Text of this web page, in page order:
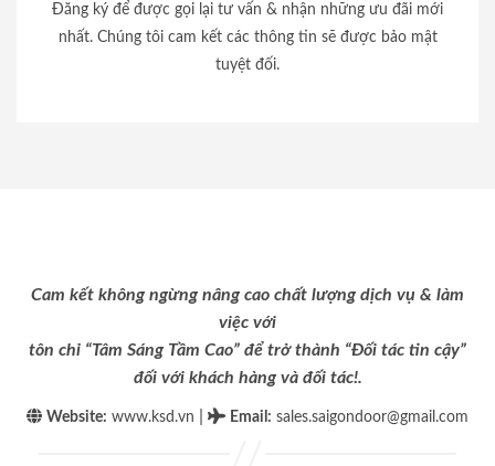
Đăng ký để được gọi lại tư vấn & nhận những ưu đãi mới
nhất. Chúng tôi cam kết các thông tin sẽ được bảo mật
tuyệt đối.
Cam kết không ngừng nâng cao chất lượng dịch vụ & làm
việc với
tôn chỉ “Tâm Sáng Tầm Cao” để trở thành “Đối tác tin cậy”
đối với khách hàng và đối tác!.
Website: www.ksd.vn Email : sales.saigondoor@gmail.com